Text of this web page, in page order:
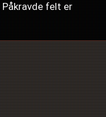
Påkravde felt er